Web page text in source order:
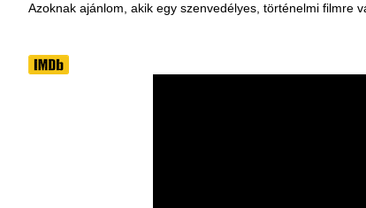
Azoknak ajánlom, akik egy szenvedélyes, történelmi filmre